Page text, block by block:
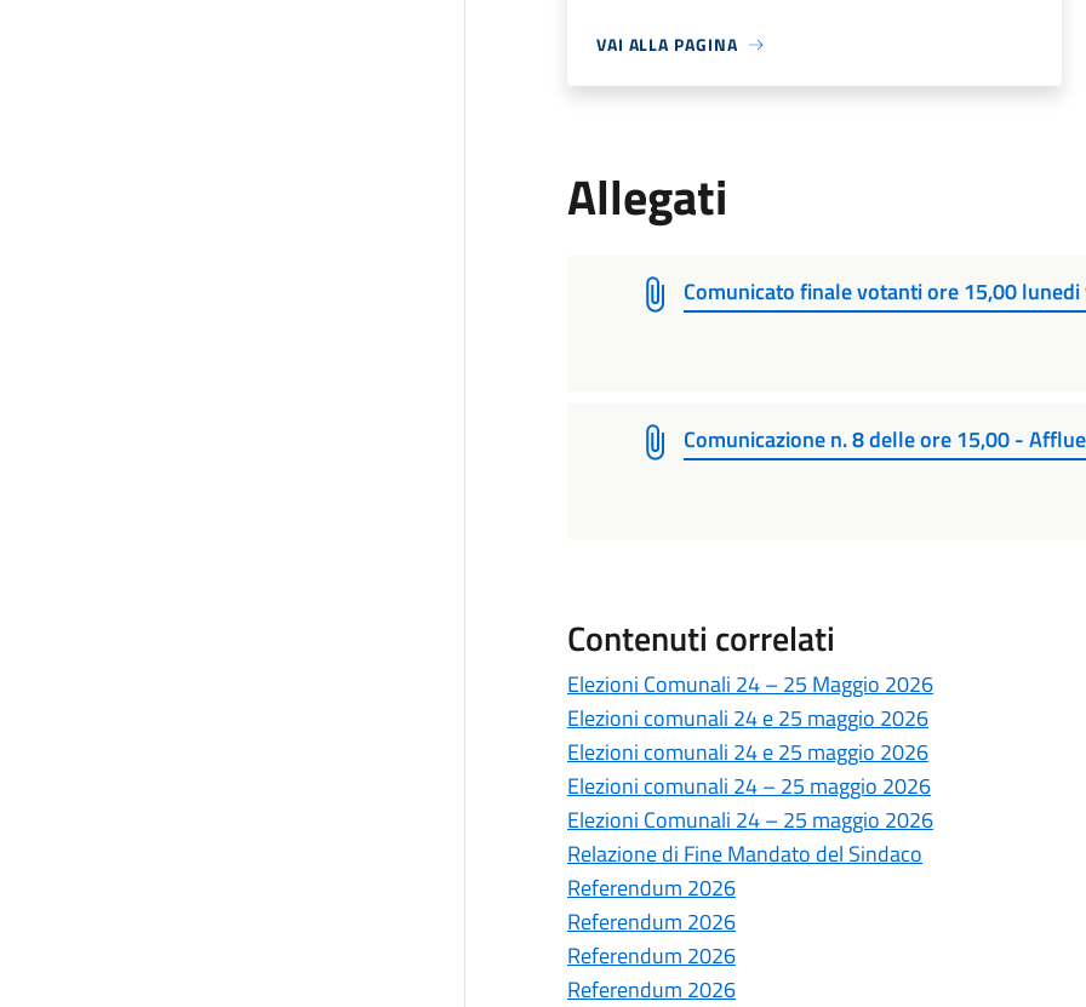
VAI ALLA PAGINA
Allegati
Comunicato finale votanti ore 15,00
Comunicazione n. 8 delle ore 15,00 -
Contenuti correlati
Elezioni Comunali 24 – 25 Maggio 2026
Elezioni comunali 24 e 25 maggio 2026
Elezioni comunali 24 e 25 maggio 2026
Elezioni comunali 24 – 25 maggio 2026
Elezioni Comunali 24 – 25 maggio 2026
Relazione di Fine Mandato del Sindaco
Referendum 2026
Referendum 2026
Referendum 2026
Referendum 2026